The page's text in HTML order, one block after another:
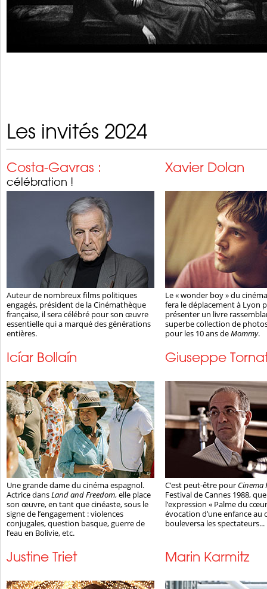
Les invités 2024
Costa-Gavras :
célébration !
Auteur de nombreux films politiques
engagés, président de la Cinémathèque
française, il sera célébré pour son œuvre
essentielle qui a marqué des générations
entières.
Xavier Dolan
Le « wonder boy » du
fera le déplacement à Lyon
présenter un livre
superbe collection de
pour les 10 ans deMommy.
Icíar Bollaín
Une grande dame du cinéma espagnol.
Actrice dansLand and Freedom, elle place
son œuvre, en tant que cinéaste, sous le
signe de l’engagement : violences
conjugales, question basque, guerre de
l’eau en Bolivie, etc.
Giuseppe
C’est peut-être pour Cinema
Festival de Cannes 1988,
l’expression « Palme du
évocation d’une enfance au
bouleversa les spectateurs...
Justine Triet Marin Karmitz